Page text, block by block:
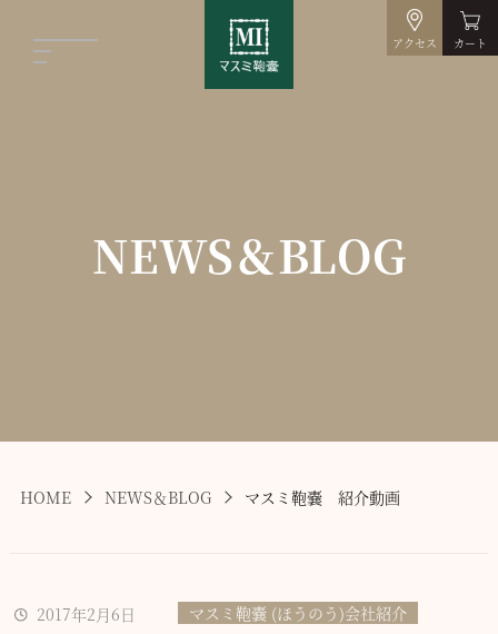
アクセス カート
NEWS＆BLOG
HOME NEWS＆BLOG マスミ鞄嚢 紹介動画
2017年2月6日 マスミ鞄嚢 (ほうのう)会社紹介